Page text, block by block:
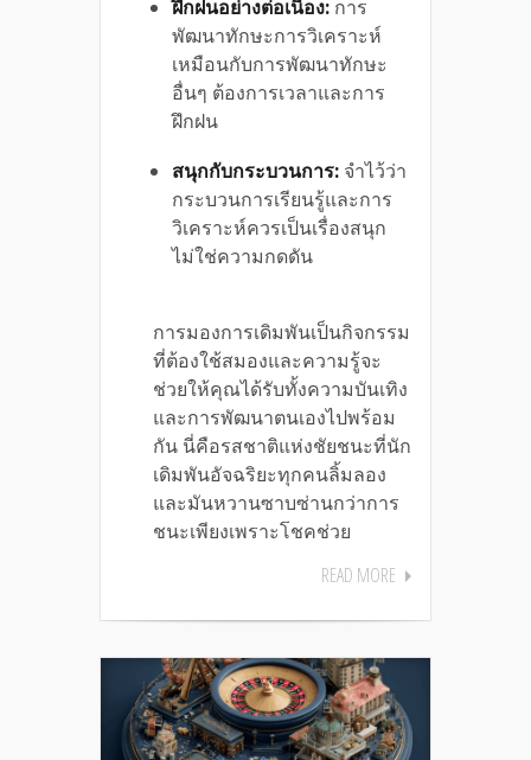
ฝึกฝนอย่างต่อเนื่อง: การ
พัฒนาทักษะการวิเคราะห์
เหมือนกับการพัฒนาทักษะ
อื่นๆ ต้องการเวลาและการ
ฝึกฝน
สนุกกับกระบวนการ: จำไว้ว่า
กระบวนการเรียนรู้และการ
วิเคราะห์ควรเป็นเรื่องสนุก
ไม่ใช่ความกดดัน
การมองการเดิมพันเป็นกิจกรรม
ที่ต้องใช้สมองและความรู้จะ
ช่วยให้คุณได้รับทั้งความบันเทิง
และการพัฒนาตนเองไปพร้อม
กัน นี่คือรสชาติแห่งชัยชนะที่นัก
เดิมพันอัจฉริยะทุกคนลิ้มลอง
และมันหวานซาบซ่านกว่าการ
ชนะเพียงเพราะโชคช่วย
READ MORE